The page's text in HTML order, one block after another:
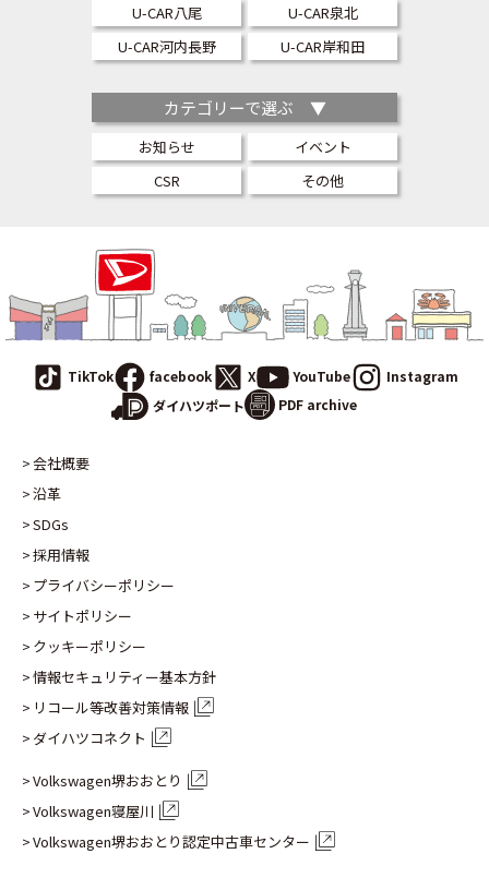
U-CAR八尾
U-CAR泉北
U-CAR河内長野
U-CAR岸和田
カテゴリーで選ぶ ▼
お知らせ
イベント
CSR
その他
TikTok facebook X YouTube
Instagram
ダイハツポート
PDF archive
会社概要
沿革
SDGs
採用情報
プライバシーポリシー
サイトポリシー
クッキーポリシー
情報セキュリティー基本方針
リコール等改善対策情報
ダイハツコネクト
Volkswagen堺おおとり
Volkswagen寝屋川
Volkswagen堺おおとり認定中古車センター